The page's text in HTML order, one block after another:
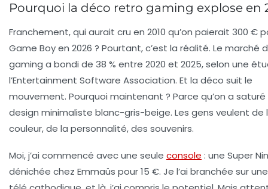
Pourquoi la déco retro gaming explose en
Franchement, qui aurait cru en 2010 qu’on paierait 300 €
Game Boy en 2026 ? Pourtant, c’est la réalité. Le marché
gaming a bondi de 38 % entre 2020 et 2025, selon une
l’Entertainment Software Association. Et la déco suit le
mouvement. Pourquoi maintenant ? Parce qu’on a saturé
design minimaliste blanc-gris-beige. Les gens veulent de
couleur, de la personnalité, des souvenirs.
Moi, j’ai commencé avec une seule console : une Super
dénichée chez Emmaüs pour 15 €. Je l’ai branchée sur